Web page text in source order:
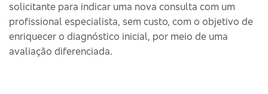
solicitante para indicar uma nova consulta com um
profissional especialista, sem custo, com o objetivo de
enriquecer o diagnóstico inicial, por meio de uma
avaliação diferenciada.